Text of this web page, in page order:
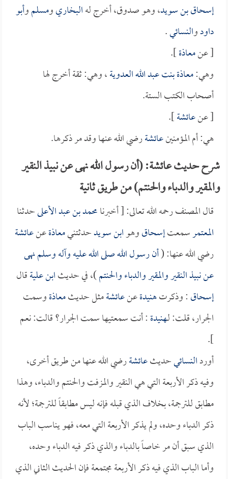
إسحاق بن سويد، وهو صدوق، أخرج لهالبخاريومسلموأبو
داودوالنسائي.
[ عنمعاذة].
وهي:معاذة بنت عبد الله العدوية، وهي: ثقة أخرج لها
أصحاب الكتب الستة.
[ عنعائشة].
هي: أم المؤمنينعائشةرضي الله عنها وقد مر ذكرها.
شرح حديث عائشة: (أن رسول الله نهى عن نبيذ النقير
والمقير والدباء والحنتم) من طريق ثانية
قال المصنف رحمه الله تعالى: [ أخبرنامحمد بن عبد الأعلىحدثنا
المعتمرسمعتإسحاقوهوابن سويدحدثتنيمعاذةعنعائشة
رضي الله عنها: (أن رسول الله صلى الله عليه وآله وسلم نهى
عن نبيذ النقير والمقير والدباء والحنتم)، في حديثابن عليةقال
إسحاق: وذكرتهنيدةعنعائشةمثل حديثمعاذةوسمت
الجرار، قلت: لـهنيدة: أنت سمعتيها سمت الجرار؟ قالت: نعم
].
أوردالنسائيحديثعائشةرضي الله عنها من طريق أخرى،
وفيه ذكر الأربعة التي هي النقير والمزفت والحنتم والدباء، وهذا
مطابق للترجمة، بخلاف الذي قبله فإنه ليس مطابقاً للترجمة؛ لأنه
ذكر الدباء وحده، ولم يذكر الأربعة التي معه، فهو يناسب الباب
الذي سبق أن مر خاصاً بالدباء والذي ذكر فيه الدباء وحده،
وأما الباب الذي فيه ذكر الأربعة مجتمعة فإن الحديث الثاني الذي